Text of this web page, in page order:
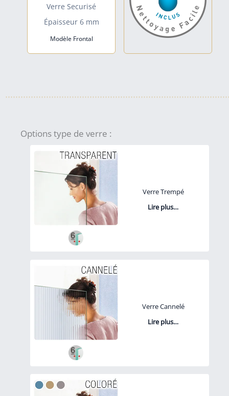
Verre Securisé
Épaisseur 6 mm
Modèle Frontal
Options type de verre :
Verre Trempé
Lire plus…
Verre Cannelé
Lire plus…